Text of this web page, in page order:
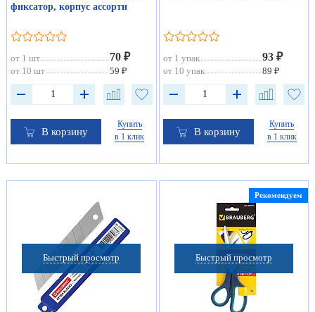
фиксатор, корпус ассорти
от 1 шт 70 ₽
от 10 шт 59 ₽
В корзину
Купить
в 1 клик
от 1 упак 93 ₽
от 10 упак 89 ₽
В корзину
Купить
в 1 клик
Быстрый просмотр Быстрый просмотр
Рекомендуем